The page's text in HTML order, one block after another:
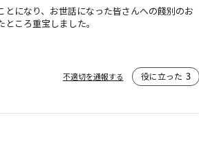
とになり、お世話になった皆さんへの餞別のお
ころ重宝しました。
不適切を通報する 役に立った 3